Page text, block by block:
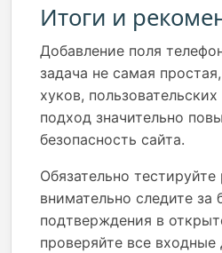
Итоги и
Добавление поля
задача не самая
хуков,
подход значительно
безопасность сайта.
Обязательно
внимательно следите за
подтверждения в
проверяйте все входные